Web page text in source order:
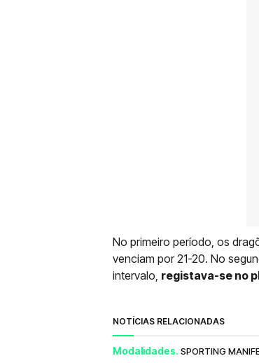
No primeiro período, os
venciam por 21-20. No
intervalo, registava-se no
NOTÍCIAS RELACIONADAS
Modalidades. SPORTING